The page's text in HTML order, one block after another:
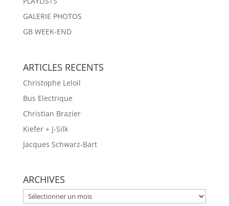
GALERIE PHOTOS
GB WEEK-END
ARTICLES RECENTS
Christophe Leloil
Bus Electrique
Christian Brazier
Kiefer + J-Silk
Jacques Schwarz-Bart
ARCHIVES
ARCHIVES